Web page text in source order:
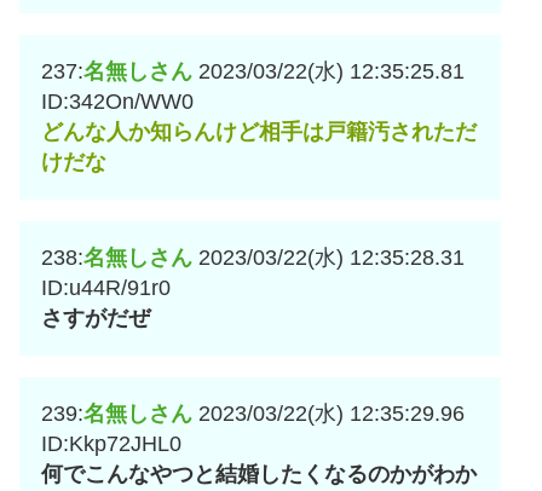
237:名無しさん 2023/03/22(水) 12:35:25.81
ID:342On/WW0
どんな人か知らんけど相手は戸籍汚されただ
けだな
238:名無しさん 2023/03/22(水) 12:35:28.31
ID:u44R/91r0
さすがだぜ
239:名無しさん 2023/03/22(水) 12:35:29.96
ID:Kkp72JHL0
何でこんなやつと結婚したくなるのかがわか